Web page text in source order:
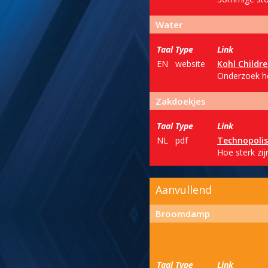
Water
Taal Type
Link
EN
website
Kohl
Onderzoek
Zakdoekjes
Taal Type
Link
NL
pdf
Technopolis
Hoe sterk
Aanvullend
Broomdamp
Taal Type
Link